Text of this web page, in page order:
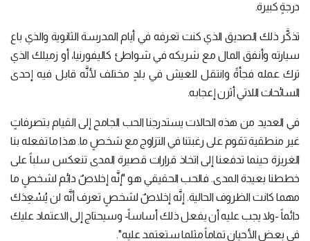
درجةٍ كبيرة.
تذكَّر ذلك الصديق الذي كنت تعرفه في أيام المدرسة الثانوية والذي باع
سيارته وأنفق المال مع شريكه في شواطئ كاليفورنيا، أو زميلك الذي
ترك عمله فجأةً وانتقل للعيش في بلدٍ مختلف لأنَّه قابل فيه إحدى
السائحات اللاتي أثرن إعجابه.
في العديد من هذه الحالات يستدرجنا الحب الجامح إلى القيام بتصرفاتٍ
غير منطقية تقوم على رغبتنا في التزاوج مع شخصٍ ما. هذا ما تفعله بنا
الغريزة حينما تدفعنا إلى اتخاذ قرارات قصيرة المدى تنعكس سلباً على
خططنا بعيدة المدى. فالحب الحقيقي هو "إنَّه إخلاصٌ دائم لشخصٍ ما
مهما كانت الظروف الحالية. إنَّه إخلاصٌ لشخصٍ تعرف أنَّه لن يُسْعِدَك
دائماً -ولا يجب عليه أن يفعل ذلك أساساً- وسيحتاج إلى الاعتماد عليك
في بعض الأحيان تماماً مثلما ستعتمد عليه".